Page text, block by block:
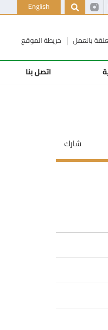
English
بالعمل خريطة الموقع
اتصل بنا
شارك